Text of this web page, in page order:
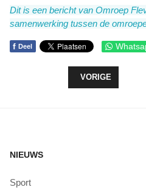
Dit is een bericht van Omroep Flevoland in het kader van de
samenwerking tussen de
f Deel
VORIG ARTIKEL:
VORIGE
NIEUWS
Sport